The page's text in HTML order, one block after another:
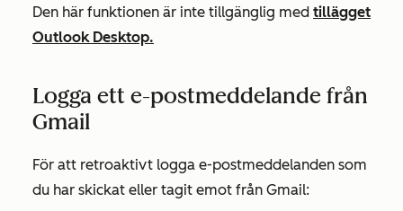
Den här funktionen är inte tillgänglig med tillägget
Outlook Desktop.
Logga ett e-postmeddelande från
Gmail
För att retroaktivt logga e-postmeddelanden som
du har skickat eller tagit emot från Gmail: